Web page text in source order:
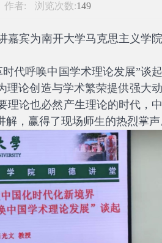
作者: 浏览次数:149
嘉宾为南开大学马克思主义学
呼唤中国学术理论发展”谈
论创造与学术繁荣提供强大
论也必然产生理论的时代，
，赢得了现场师生的热烈掌声